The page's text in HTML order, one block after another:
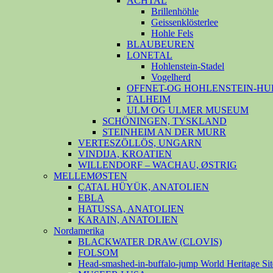
Brillenhöhle
Geissenklösterlee
Hohle Fels
BLAUBEUREN
LONETAL
Hohlenstein-Stadel
Vogelherd
OFFNET-OG HOHLENSTEIN-
TALHEIM
ULM OG ULMER MUSEUM
SCHÖNINGEN, TYSKLAND
STEINHEIM AN DER MURR
VERTESZÖLLÖS, UNGARN
VINDIJA, KROATIEN
WILLENDORF – WACHAU, ØSTRIG
MELLEMØSTEN
ÇATAL HÜYÜK, ANATOLIEN
EBLA
HATUSSA, ANATOLIEN
KARAIN, ANATOLIEN
Nordamerika
BLACKWATER DRAW (CLOVIS)
FOLSOM
Head-smashed-in-buffalo-jump World Heritage